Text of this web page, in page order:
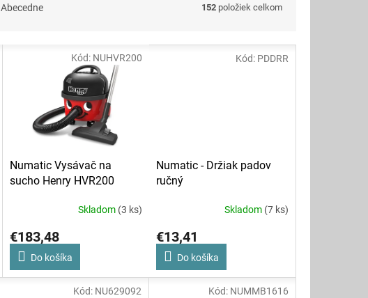
Abecedne 152 položiek celkom
Numatic Vysávač na
sucho Henry HVR200
Skladom (3 ks)
€183,48
Do košíka
Kód: NUHVR200
Numatic - Držiak padov
ručný
Skladom (7 ks)
€13,41
Do košíka
Kód: PDDRR
Kód: NU629092 Kód: NUMMB1616